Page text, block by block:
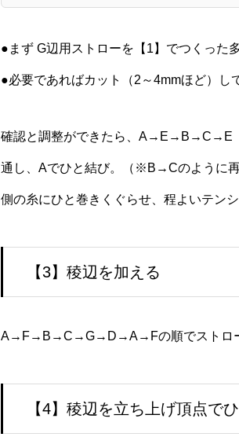
●まず G辺用ストローを【1】でつくった
●必要であればカット（2～4mmほど）し
確認と調整ができたら、A→E→B→C→E
通し、Aでひと結び。（※B→Cのように
側の糸にひと巻きくぐらせ、程よいテン
【3】稜辺を加える
A→F→B→C→G→D→A→Fの順でストロー
【4】稜辺を立ち上げ頂点で